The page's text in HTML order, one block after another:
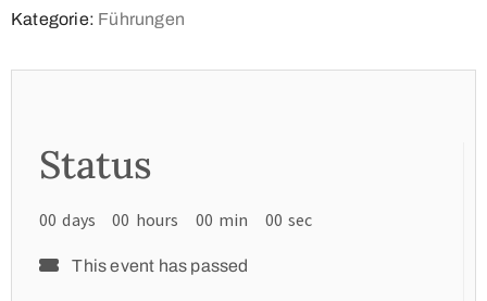
Kategorie: Führungen
Status
00 days 00 hours 00 min 00 sec
This event has passed